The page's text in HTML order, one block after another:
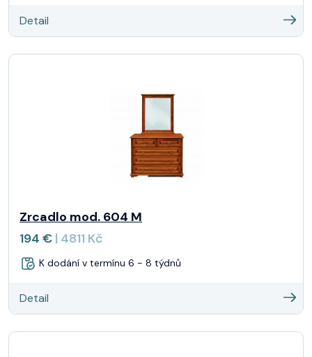
Detail
Zrcadlo mod. 604 M
194 € | 4811 Kč
K dodání v termínu 6 - 8 týdnů
Detail